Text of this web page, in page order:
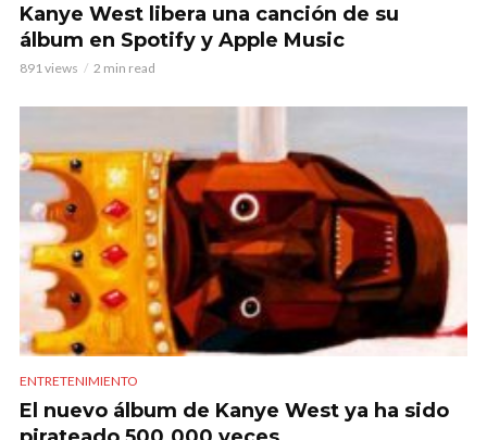
Kanye West libera una canción de su
álbum en Spotify y Apple Music
891 views 2 min read
ENTRETENIMIENTO
El nuevo álbum de Kanye West ya ha sido